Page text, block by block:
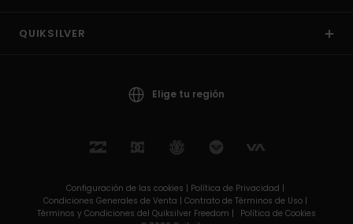
QUIKSILVER
Elige tu región
Configuración de las cookies | Política de Privacidad |
Condiciones Generales de Venta | Contrato de Términos de Uso |
Términos y Condiciones del Quiksilver Freedom |
Política de Cookies